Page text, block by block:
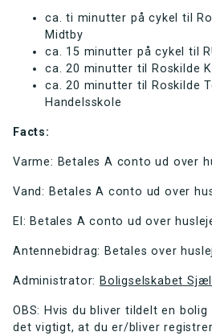
ca. ti minutter på cykel til
Midtby
ca. 15 minutter på cykel til
ca. 20 minutter til Roskilde
ca. 20 minutter til Roskilde
Handelsskole
Facts:
Varme: Betales A conto ud over
Vand: Betales A conto ud over
El: Betales A conto ud over
Antennebidrag: Betales over
Administrator: Boligselskabet
OBS: Hvis du bliver tildelt en
det vigtigt, at du er/bliver